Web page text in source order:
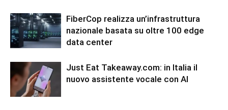
FiberCop realizza un’infrastruttura
nazionale basata su oltre 100 edge
data center
Just Eat Takeaway.com: in Italia il
nuovo assistente vocale con AI